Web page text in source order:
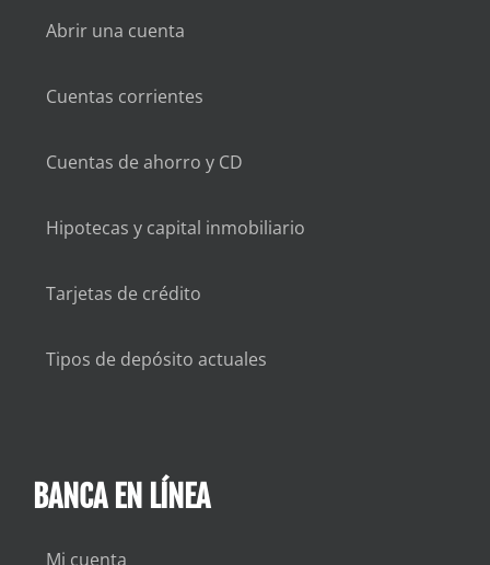
Abrir una cuenta
Cuentas corrientes
Cuentas de ahorro y CD
Hipotecas y capital inmobiliario
Tarjetas de crédito
Tipos de depósito actuales
BANCA EN LÍNEA
Mi cuenta